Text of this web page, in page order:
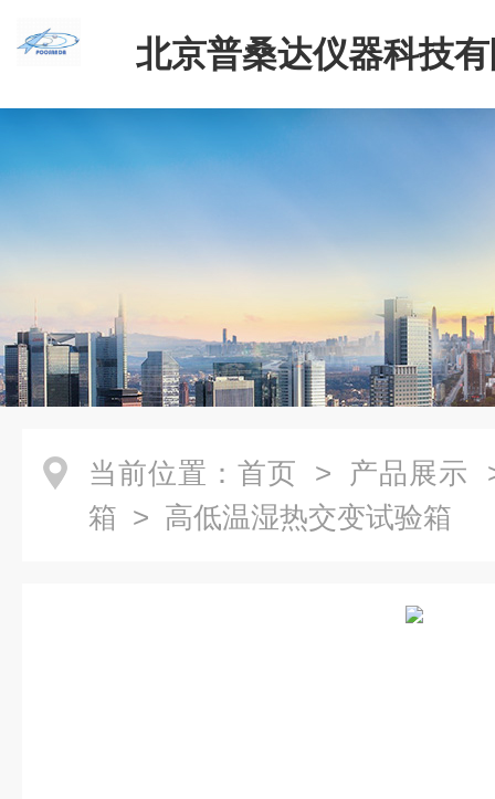
北京普桑达仪器科技
当前位置： 首页 > 产品展示
箱 > 高低温湿热交变试验箱